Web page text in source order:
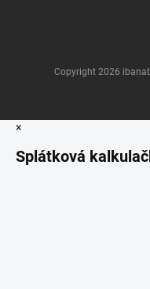
Copyright 2026
×
Splátková